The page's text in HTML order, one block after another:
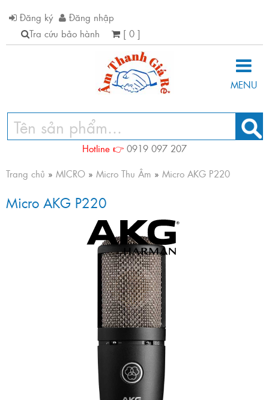
Đăng ký
Đăng nhập
Tra cứu bảo hành
[ 0 ]
MENU
Hotline 👉 0919 097 207
Trang chủ » MICRO » Micro Thu Âm » Micro AKG P220
Micro AKG P220